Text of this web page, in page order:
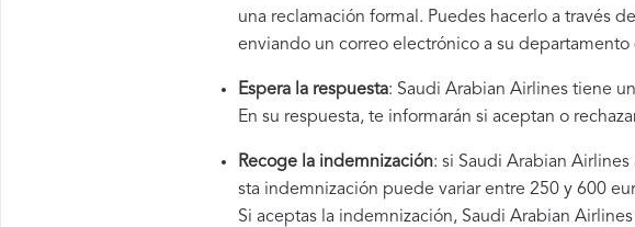
una reclamación formal. Puedes hacerlo a través
enviando un correo electrónico a su
Espera la respuesta: Saudi Arabian Airlines tiene
En su respuesta, te informarán si aceptan o
Recoge la indemnización: si Saudi Arabian
sta indemnización puede variar entre 250 y 600
Si aceptas la indemnización, Saudi Arabian